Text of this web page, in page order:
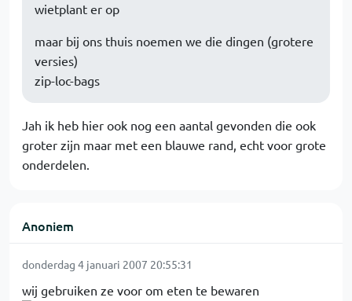
wietplant er op
maar bij ons thuis noemen we die dingen (grotere
versies)
zip-loc-bags
Jah ik heb hier ook nog een aantal gevonden die ook
groter zijn maar met een blauwe rand, echt voor grote
onderdelen.
Anoniem
donderdag 4 januari 2007 20:55:31
wij gebruiken ze voor om eten te bewaren